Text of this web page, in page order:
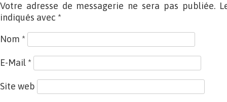
Votre adresse de messagerie ne sera pas publiée.
indiqués avec *
Nom *
E-Mail *
Site web